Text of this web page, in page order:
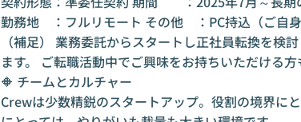
勤務地 ：フルリモート その他 ：PC持込（ご自身
（補足） 業務委託からスタートし正社員転換を検
ます。 ご転職活動中でご興味をお持ちいただける方
🔶 チームとカルチャー
Crewは少数精鋭のスタートアップ。役割の境界に